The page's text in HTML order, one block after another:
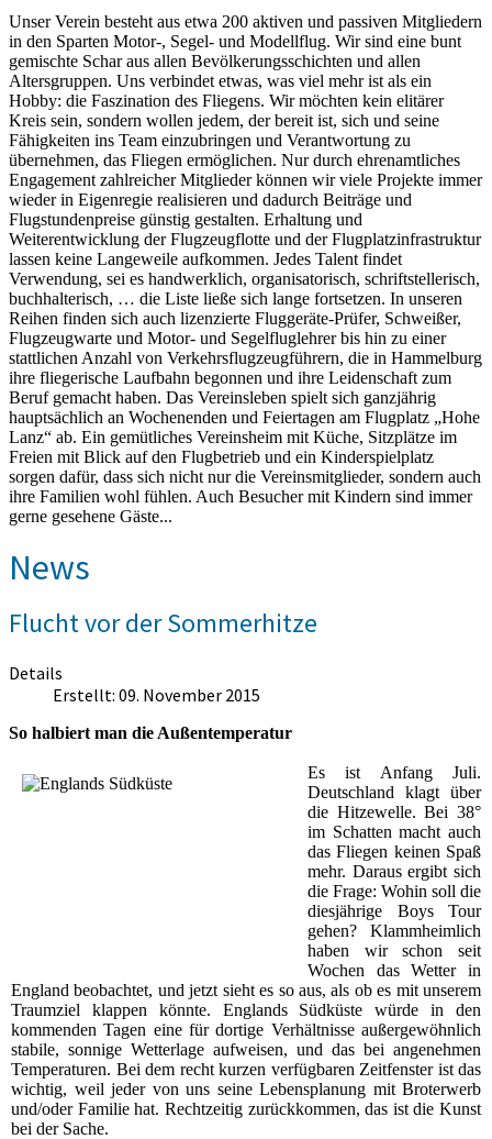
Unser Verein besteht aus etwa 200 aktiven und passiven Mitgliedern
in den Sparten Motor-, Segel- und Modellflug. Wir sind eine bunt
gemischte Schar aus allen Bevölkerungsschichten und allen
Altersgruppen. Uns verbindet etwas, was viel mehr ist als ein
Hobby: die Faszination des Fliegens. Wir möchten kein elitärer
Kreis sein, sondern wollen jedem, der bereit ist, sich und seine
Fähigkeiten ins Team einzubringen und Verantwortung zu
übernehmen, das Fliegen ermöglichen. Nur durch ehrenamtliches
Engagement zahlreicher Mitglieder können wir viele Projekte immer
wieder in Eigenregie realisieren und dadurch Beiträge und
Flugstundenpreise günstig gestalten. Erhaltung und
Weiterentwicklung der Flugzeugflotte und der Flugplatzinfrastruktur
lassen keine Langeweile aufkommen. Jedes Talent findet
Verwendung, sei es handwerklich, organisatorisch, schriftstellerisch,
buchhalterisch, … die Liste ließe sich lange fortsetzen. In unseren
Reihen finden sich auch lizenzierte Fluggeräte-Prüfer, Schweißer,
Flugzeugwarte und Motor- und Segelfluglehrer bis hin zu einer
stattlichen Anzahl von Verkehrsflugzeugführern, die in Hammelburg
ihre fliegerische Laufbahn begonnen und ihre Leidenschaft zum
Beruf gemacht haben. Das Vereinsleben spielt sich ganzjährig
hauptsächlich an Wochenenden und Feiertagen am Flugplatz „Hohe
Lanz“ ab. Ein gemütliches Vereinsheim mit Küche, Sitzplätze im
Freien mit Blick auf den Flugbetrieb und ein Kinderspielplatz
sorgen dafür, dass sich nicht nur die Vereinsmitglieder, sondern auch
ihre Familien wohl fühlen. Auch Besucher mit Kindern sind immer
gerne gesehene Gäste...
News
Flucht vor der Sommerhitze
Details
Erstellt: 09. November 2015
So halbiert man die Außentemperatur
Es ist Anfang Juli.
Deutschland klagt über
die Hitzewelle. Bei 38°
im Schatten macht auch
das Fliegen keinen Spaß
mehr. Daraus ergibt sich
die Frage: Wohin soll die
diesjährige Boys Tour
gehen? Klammheimlich
haben wir schon seit
Wochen das Wetter in
England beobachtet, und jetzt sieht es so aus, als ob es mit unserem
Traumziel klappen könnte. Englands Südküste würde in den
kommenden Tagen eine für dortige Verhältnisse außergewöhnlich
stabile, sonnige Wetterlage aufweisen, und das bei angenehmen
Temperaturen. Bei dem recht kurzen verfügbaren Zeitfenster ist das
wichtig, weil jeder von uns seine Lebensplanung mit Broterwerb
und/oder Familie hat. Rechtzeitig zurückkommen, das ist die Kunst
bei der Sache.